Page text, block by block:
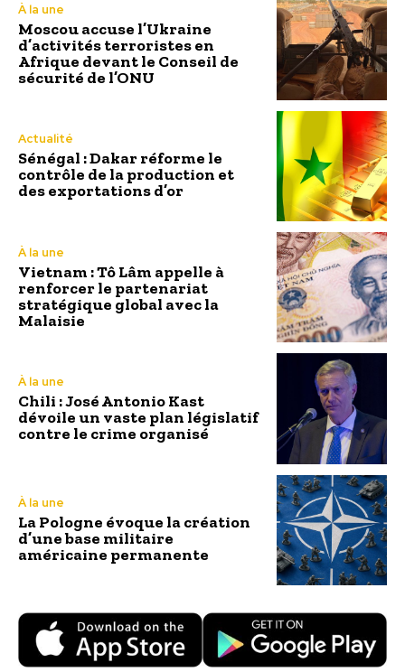
À la une
Moscou accuse l’Ukraine
d’activités terroristes en
Afrique devant le Conseil de
sécurité de l’ONU
Actualité
Sénégal : Dakar réforme le
contrôle de la production et
des exportations d’or
À la une
Vietnam : Tô Lâm appelle à
renforcer le partenariat
stratégique global avec la
Malaisie
À la une
Chili : José Antonio Kast
dévoile un vaste plan législatif
contre le crime organisé
À la une
La Pologne évoque la création
d’une base militaire
américaine permanente